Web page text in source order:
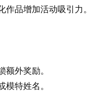
品增加活动吸引力。
外奖励。
特姓名。